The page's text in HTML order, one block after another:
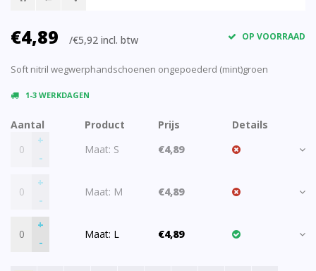
€4,89 /€5,92 incl. btw OP VOORRAAD
Soft nitril wegwerphandschoenen ongepoederd (mint)groen
1-3 WERKDAGEN
Aantal Product Prijs
Details
+
-
Maat: S €4,89
+
-
Maat: M €4,89
+
-
Maat: L €4,89